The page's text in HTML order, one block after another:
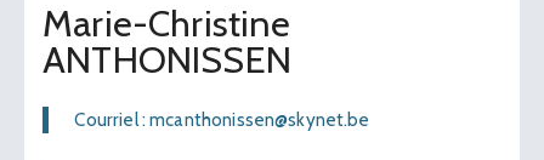
Marie-Christine
ANTHONISSEN
Courriel : mcanthonissen@skynet.be